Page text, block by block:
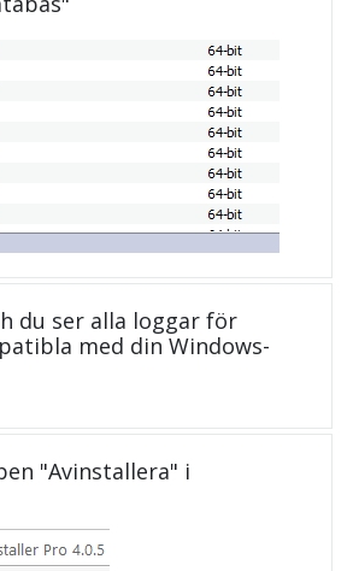
du ser alla loggar för
med din Windows-
"Avinstallera" i